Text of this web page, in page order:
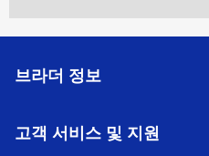
브라더 정보
고객 서비스 및 지원